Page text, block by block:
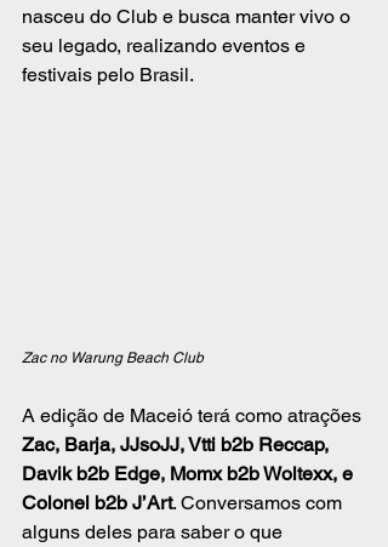
nasceu do Club e busca manter vivo o
seu legado, realizando eventos e
festivais pelo Brasil.
Zac no Warung Beach Club
A edição de Maceió terá como atrações
Zac, Barja, JJsoJJ, Vtti b2b Reccap,
Davik b2b Edge, Momx b2b Woltexx, e
Colonel b2b J’Art. Conversamos com
alguns deles para saber o que